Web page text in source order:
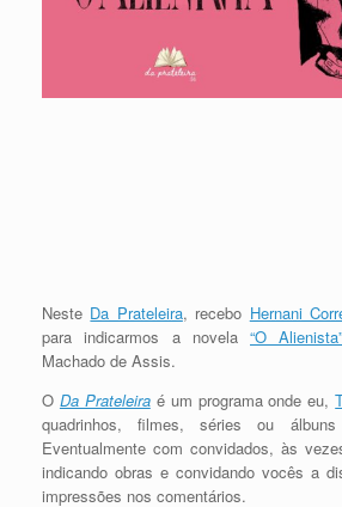
Neste Da Prateleira, recebo Hernani
para indicarmos a novela “O Alienista”
Machado de Assis.
O Da Prateleiraé um programa onde eu,
quadrinhos, filmes, séries ou
Eventualmente com convidados, às
indicando obras e convidando vocês a
impressões nos comentários.